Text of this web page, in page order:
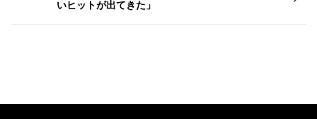
いヒットが出てきた」